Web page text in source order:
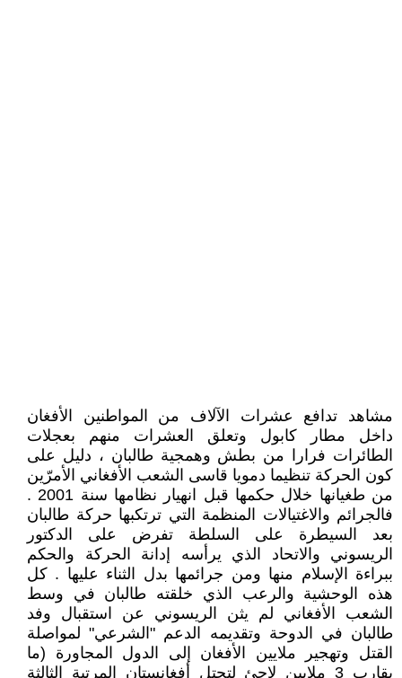
مشاهد تدافع عشرات الآلاف من المواطنين الأفغان
داخل مطار كابول وتعلق العشرات منهم بعجلات
الطائرات فرارا من بطش وهمجية طالبان ، دليل على
كون الحركة تنظيما دمويا قاسى الشعب الأفغاني الأمرّين
من طغيانها خلال حكمها قبل انهيار نظامها سنة 2001 .
فالجرائم والاغتيالات المنظمة التي ترتكبها حركة طالبان
بعد السيطرة على السلطة تفرض على الدكتور
الريسوني والاتحاد الذي يرأسه إدانة الحركة والحكم
ببراءة الإسلام منها ومن جرائمها بدل الثناء عليها . كل
هذه الوحشية والرعب الذي خلقته طالبان في وسط
الشعب الأفغاني لم يثن الريسوني عن استقبال وفد
طالبان في الدوحة وتقديمه الدعم "الشرعي" لمواصلة
القتل وتهجير ملايين الأفغان إلى الدول المجاورة (ما
يقارب 3 ملايين لاجئ لتحتل أفغانستان المرتبة الثالثة